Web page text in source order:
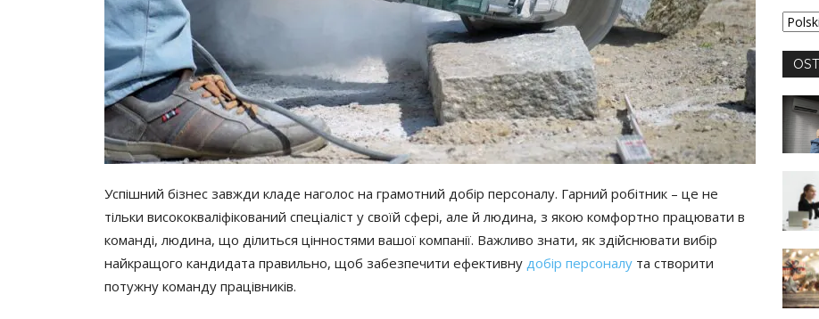
Успішний бізнес завжди кладе наголос на грамотний добір персоналу. Гарний робітник – це не
тільки висококваліфікований спеціаліст у своїй сфері, але й людина, з якою комфортно працювати в
команді, людина, що ділиться цінностями вашої компанії. Важливо знати, як здійснювати вибір
найкращого кандидата правильно, щоб забезпечити ефективну добір персоналу та створити
потужну команду працівників.
Wybierz